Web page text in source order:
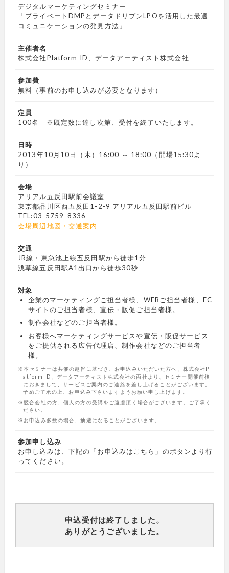
デジタルマーケティングセミナー
「プライベートDMPとデータドリブンLPOを活用した最適
コミュニケーションの発見方法」
主催者名
株式会社Platform ID、データアーティスト株式会社
参加費
無料（事前のお申し込みが必要となります）
定員
100名 ※既定数に達し次第、受付を終了いたします。
日時
2013年10月10日（木）16:00 ～ 18:00（開場15:30よ
り）
会場
アリアル五反田駅前会議室
東京都品川区西五反田1-2-9 アリアル五反田駅前ビル
TEL:03-5759-8336
会場周辺地図・交通案内
交通
JR線・東急池上線五反田駅から徒歩1分
浅草線五反田駅A1出口から徒歩30秒
対象
企業のマーケティングご担当者様、WEBご担当者様、EC
サイトのご担当者様、宣伝・販促ご担当者様。
制作会社などのご担当者様。
お客様へマーケティングサービスや宣伝・販促サービス
をご提供される広告代理店、制作会社などのご担当者
様。
※本セミナーは共催の趣旨に基づき、お申込みいただいた方へ、株式会社Pl
atform ID、データアーティスト株式会社の両社より、セミナー開催前後
におきまして、サービスご案内のご連絡を差し上げることがございます。
予めご了承の上、お申込み下さいますようお願い申し上げます。
※競合会社の方、個人の方の受講をご遠慮頂く場合がございます。ご了承く
ださい。
※お申込み多数の場合、抽選になることがございます。
参加申し込み
お申し込みは、下記の「お申込みはこちら」のボタンより行
ってください。
申込受付は終了しました。
ありがとうございました。